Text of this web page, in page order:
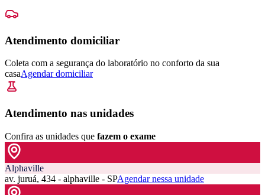
Atendimento domiciliar
Coleta com a segurança do laboratório no conforto da sua
casaAgendar domiciliar
Atendimento nas unidades
Confira as unidades que fazem o exame
Alphaville
av. juruá, 434 - alphaville - SPAgendar nessa unidade